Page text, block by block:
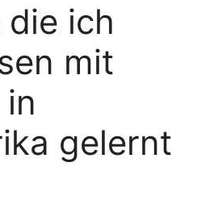
die ich
mit
gelernt